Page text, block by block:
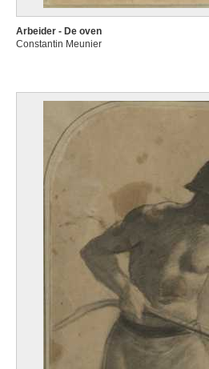
Arbeider - De oven
Constantin Meunier